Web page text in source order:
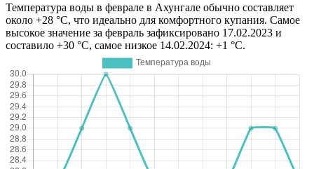
Температура воды в феврале в Ахунгале обычно составляет
около +28 °C, что идеально для комфортного купания. Самое
высокое значение за февраль зафиксировано 17.02.2023 и
составило +30 °C, самое низкое 14.02.2024: +1 °C.